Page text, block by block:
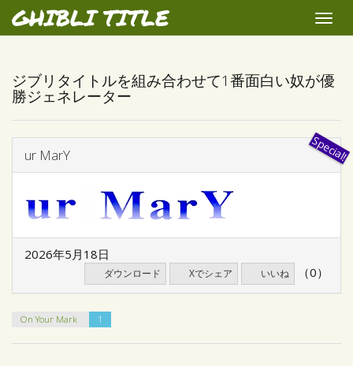
GHIBLI TITLE
Toggle
ジブリタイトルを組み合わせて1番面白い奴が優
勝ジェネレーター
ur MarY
2026年5月18日
ダウンロード Xでシェア いいね （0）
On Your Mark 1